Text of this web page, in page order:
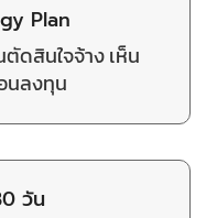
Plan
ดสินใจจ้าง เห็น
นลงทุน
วัน